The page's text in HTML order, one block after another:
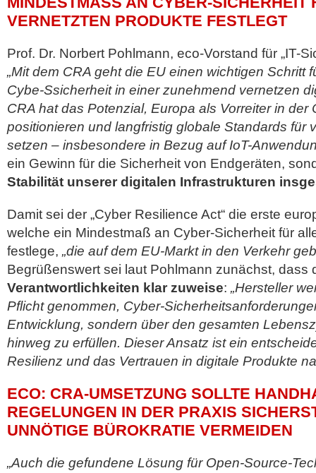
ERNETZTEN PRODUKTE FESTLEGT
Prof. Dr. Norbert Pohlmann, eco-Vorstand für „IT-
„Mit dem CRA geht die EU einen wichtigen Schritt
Cybe-Ssicherheit in einer zunehmend vernetzen
CRA hat das Potenzial, Europa als Vorreiter in der
positionieren und langfristig globale Standards für
setzen – insbesondere in Bezug auf IoT-
ein Gewinn für die Sicherheit von Endgeräten,
Stabilität unserer digitalen Infrastrukturen
Damit sei der „Cyber Resilience Act“ die erste
welche ein Mindestmaß an Cyber-Sicherheit für
festlege, „die auf dem EU-Markt in den Verkehr
Begrüßenswert sei laut Pohlmann zunächst, dass
Verantwortlichkeiten klar zuweise: „Hersteller
Pflicht genommen, Cyber-
Entwicklung, sondern über den gesamten
hinweg zu erfüllen. Dieser Ansatz ist ein
Resilienz und das Vertrauen in digitale Produkte
ECO: CRA-UMSETZUNG SOLLTE
REGELUNGEN IN DER PRAXIS
UNNÖTIGE BÜROKRATIE VERMEIDEN
„Auch die gefundene Lösung für Open-Source-